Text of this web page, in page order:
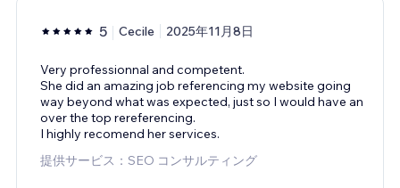
5 Cecile 2025年11月8日
Very professionnal and competent.
She did an amazing job referencing my website going
way beyond what was expected, just so I would have an
over the top rereferencing.
I highly recomend her services.
提供サービス：SEO コンサルティング